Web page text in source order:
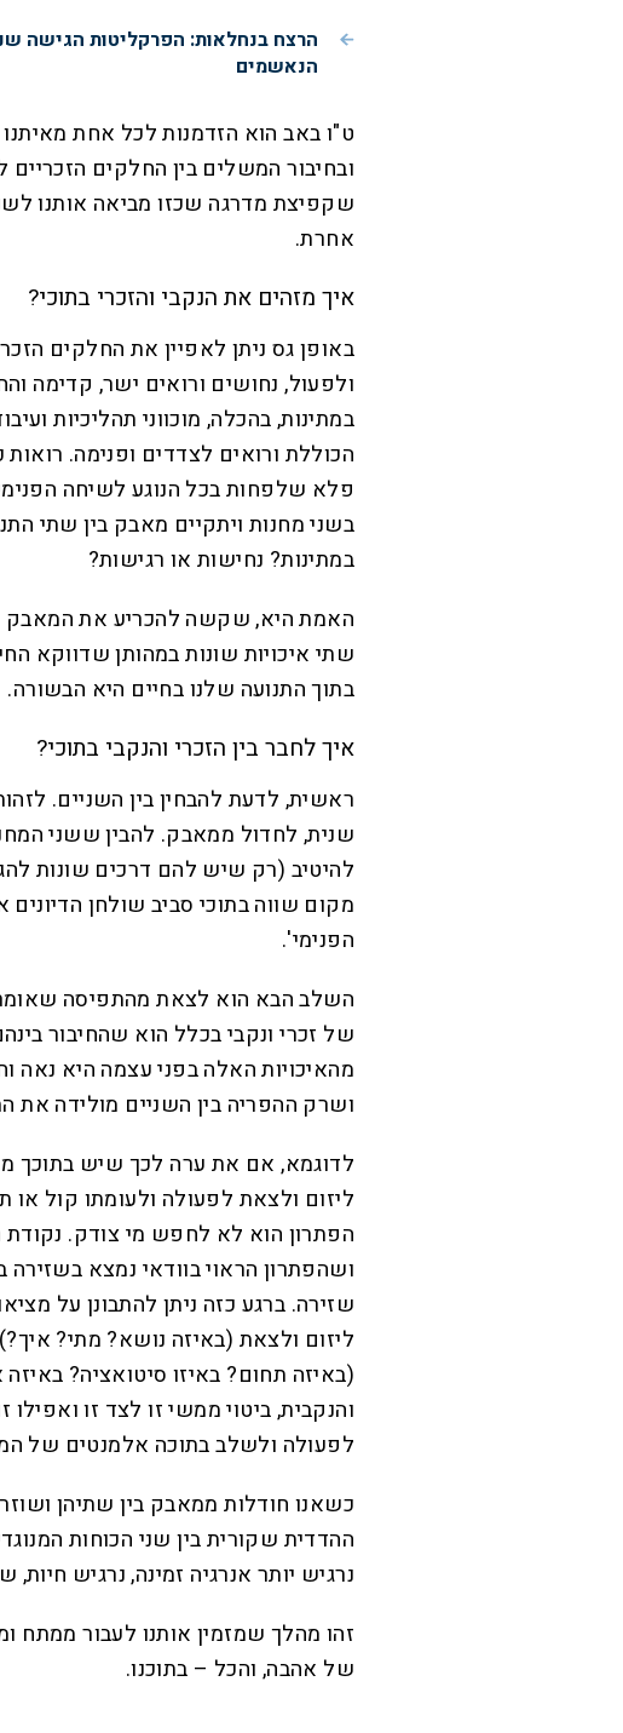
הרצח בנחלאות: הפרקליטות הגישה
הנאשמים
ט"ו באב הוא הזדמנות לכל אחת
ובחיבור המשלים בין החלקים הזכריים
שקפיצת מדרגה שכזו מביאה אותנו
אחרת.
איך מזהים את הנקבי והזכרי בתוכי?
באופן גס ניתן לאפיין את החלקים
ולפעול, נחושים ורואים ישר, קדימה
במתינות, בהכלה, מוכווני תהליכיות
הכוללת ורואים לצדדים ופנימה.
פלא שלפחות בכל הנוגע לשיחה
בשני מחנות ויתקיים מאבק בין שתי
במתינות? נחישות או רגישות?
האמת היא, שקשה להכריע את המאבק
שתי איכויות שונות במהותן שדווקא
בתוך התנועה שלנו בחיים היא הבשורה.
איך לחבר בין הזכרי והנקבי בתוכי?
ראשית, לדעת להבחין בין השניים.
שנית, לחדול ממאבק. להבין ששני
להיטיב (רק שיש להם דרכים שונות
מקום שווה בתוכי סביב שולחן
הפנימי'.
השלב הבא הוא לצאת מהתפיסה
של זכרי ונקבי בכלל הוא שהחיבור
מהאיכויות האלה בפני עצמה היא
ושרק ההפריה בין השניים מולידה את
לדוגמא, אם את ערה לכך שיש בתוכך
ליזום ולצאת לפעולה ולעומתו קול
הפתרון הוא לא לחפש מי צודק. נקודת
ושהפתרון הראוי בוודאי נמצא
שזירה. ברגע כזה ניתן להתבונן על
ליזום ולצאת (באיזה נושא? מתי?
(באיזה תחום? באיזו סיטואציה?
והנקבית, ביטוי ממשי זו לצד זו
לפעולה ולשלב בתוכה אלמנטים של
כשאנו חודלות ממאבק בין שתיהן
ההדדית שקורית בין שני הכוחות
נרגיש יותר אנרגיה זמינה, נרגיש
זהו מהלך שמזמין אותנו לעבור ממתח
של אהבה, והכל – בתוכנו.